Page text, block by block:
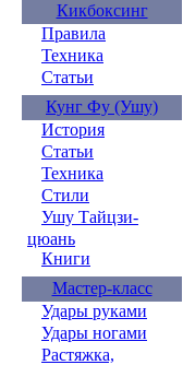
Кикбоксинг
Правила
Техника
Статьи
Кунг Фу (Ушу)
История
Статьи
Техника
Стили
Ушу Тайцзи-
цюань
Книги
Мастер-класс
Удары руками
Удары ногами
Растяжка,